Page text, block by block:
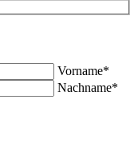
Vorname*
Nachname*